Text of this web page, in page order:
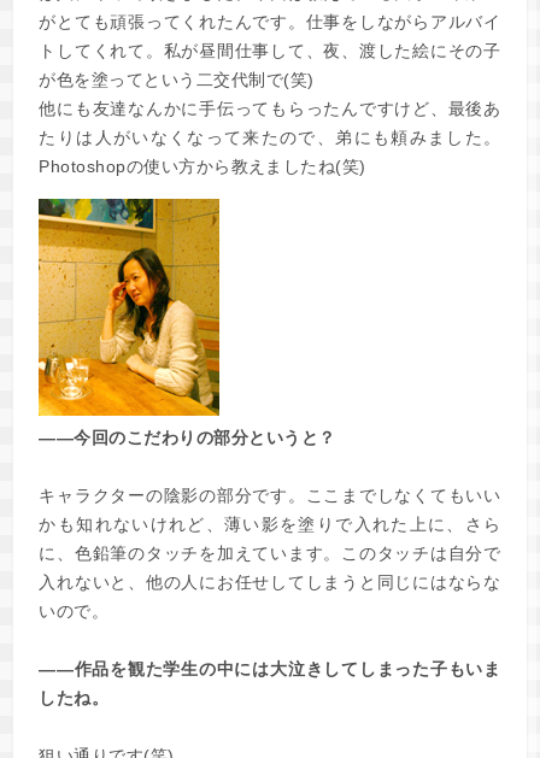
がとても頑張ってくれたんです。仕事をしながらアルバイ
トしてくれて。私が昼間仕事して、夜、渡した絵にその子
が色を塗ってという二交代制で(笑)
他にも友達なんかに手伝ってもらったんですけど、最後あ
たりは人がいなくなって来たので、弟にも頼みました。
Photoshopの使い方から教えましたね(笑)
――今回のこだわりの部分というと？
キャラクターの陰影の部分です。ここまでしなくてもいい
かも知れないけれど、薄い影を塗りで入れた上に、さら
に、色鉛筆のタッチを加えています。このタッチは自分で
入れないと、他の人にお任せしてしまうと同じにはならな
いので。
――作品を観た学生の中には大泣きしてしまった子もいま
したね。